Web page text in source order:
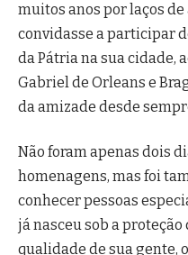
muitos anos por laços
convidasse a participar
da Pátria na sua cidade,
Gabriel de Orleans e
da amizade desde
Não foram apenas dois
homenagens, mas foi
conhecer pessoas
já nasceu sob a proteção
qualidade de sua gente,